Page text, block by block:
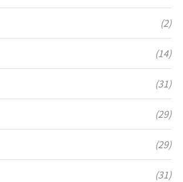
(2)
(14)
(31)
(29)
(29)
(31)